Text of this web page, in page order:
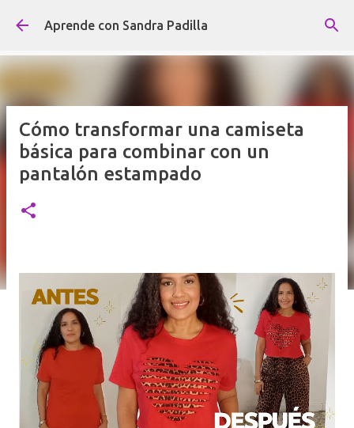
Ir al contenido principal
Aprende con Sandra Padilla
Cómo transformar una camiseta
básica para combinar con un
pantalón estampado